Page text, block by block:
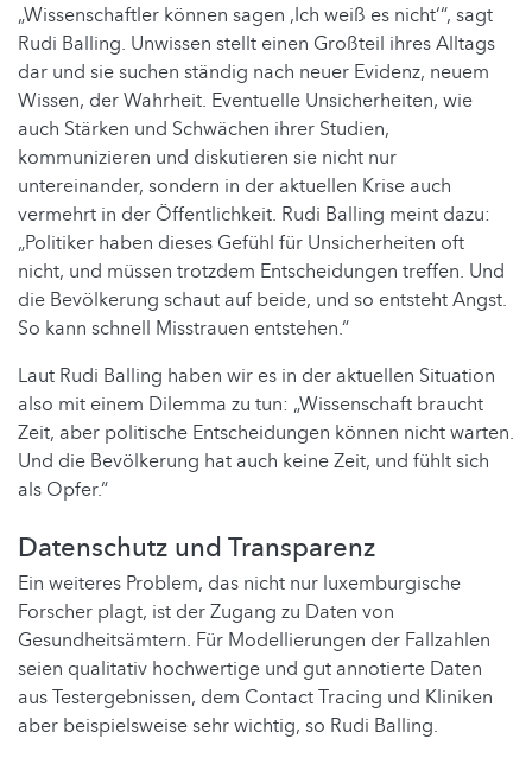
„Wissenschaftler können sagen ‚Ich weiß es nicht‘“, sagt
Rudi Balling. Unwissen stellt einen Großteil ihres Alltags
dar und sie suchen ständig nach neuer Evidenz, neuem
Wissen, der Wahrheit. Eventuelle Unsicherheiten, wie
auch Stärken und Schwächen ihrer Studien,
kommunizieren und diskutieren sie nicht nur
untereinander, sondern in der aktuellen Krise auch
vermehrt in der Öffentlichkeit. Rudi Balling meint dazu:
„Politiker haben dieses Gefühl für Unsicherheiten oft
nicht, und müssen trotzdem Entscheidungen treffen. Und
die Bevölkerung schaut auf beide, und so entsteht Angst.
So kann schnell Misstrauen entstehen.“
Laut Rudi Balling haben wir es in der aktuellen Situation
also mit einem Dilemma zu tun: „Wissenschaft braucht
Zeit, aber politische Entscheidungen können nicht warten.
Und die Bevölkerung hat auch keine Zeit, und fühlt sich
als Opfer.“
Datenschutz und Transparenz
Ein weiteres Problem, das nicht nur luxemburgische
Forscher plagt, ist der Zugang zu Daten von
Gesundheitsämtern. Für Modellierungen der Fallzahlen
seien qualitativ hochwertige und gut annotierte Daten
aus Testergebnissen, dem Contact Tracing und Kliniken
aber beispielsweise sehr wichtig, so Rudi Balling.